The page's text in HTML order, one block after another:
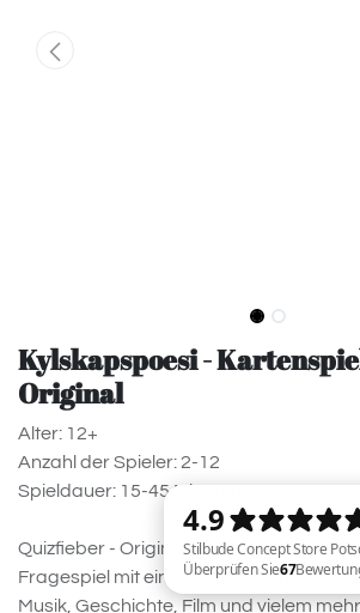
Kylskapspoesi -
Original
Alter: 12+
Anzahl der Spieler: 2-12
Spieldauer: 15-45 Minuten
Quizfieber - Original ist ein mitreißendes
Fragespiel mit einer tollen Mischung aus
Musik, Geschichte, Film und vielem